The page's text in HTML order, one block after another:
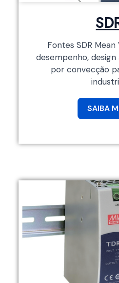
Fontes SDR
desempenho,
por convecção
SAIBA